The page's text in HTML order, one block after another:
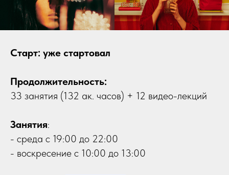
Старт: уже стартовал
Продолжительность:
33 занятия (132 ак. часов) + 12 видео-лекций
Занятия:
- среда с 19:00 до 22:00
- воскресение с 10:00 до 13:00